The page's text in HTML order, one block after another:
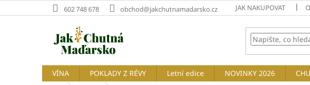
na
602 748 678 obchod@jakchutnamadarsko.cz JAK NAKUPOVAT
VÍNA POKLADY Z RÉVY Letní edice NOVINKY 2026